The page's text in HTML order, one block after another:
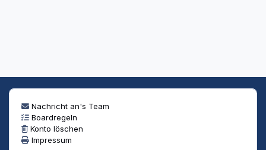
Nachricht an's Team
Boardregeln
Konto löschen
Impressum